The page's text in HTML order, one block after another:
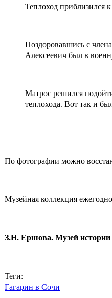
Теплоход приблизился
Поздоровавшись с
Алексеевич был в
Матрос решился
теплохода. Вот так и
По фотографии можно
Музейная коллекция
З.Н. Ершова. Музей
Теги:
Гагарин в Сочи